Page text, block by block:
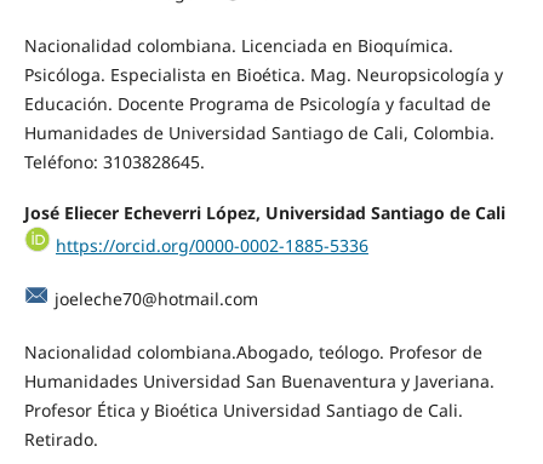
Nacionalidad colombiana. Licenciada en Bioquímica.
Psicóloga. Especialista en Bioética. Mag. Neuropsicología y
Educación. Docente Programa de Psicología y facultad de
Humanidades de Universidad Santiago de Cali, Colombia.
Teléfono: 3103828645.
José Eliecer Echeverri López, Universidad Santiago de Cali
https://orcid.org/0000-0002-1885-5336
joeleche70@hotmail.com
Nacionalidad colombiana.Abogado, teólogo. Profesor de
Humanidades Universidad San Buenaventura y Javeriana.
Profesor Ética y Bioética Universidad Santiago de Cali.
Retirado.